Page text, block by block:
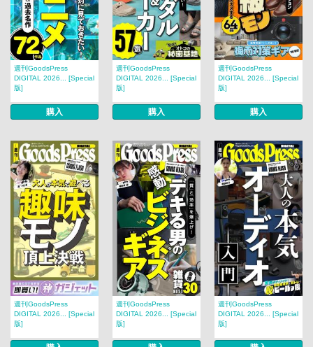
週刊GoodsPress
DIGITAL 2026... [Special
版]
購入
週刊GoodsPress
DIGITAL 2026... [Special
版]
購入
週刊GoodsPress
DIGITAL 2026... [Special
版]
購入
週刊GoodsPress
DIGITAL 2026... [Special
版]
週刊GoodsPress
DIGITAL 2026... [Special
版]
週刊GoodsPress
DIGITAL 2026... [Special
版]